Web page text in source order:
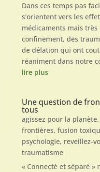
Dans ces temps pas
s'orientent vers les
médicaments mais
confinement, des
de délation qui ont
réaniment dans notre
lire plus
Une question de
tous
agissez pour la planète,
frontières, fusion
psychologie, reveillez-
traumatisme
« Connecté et séparé »